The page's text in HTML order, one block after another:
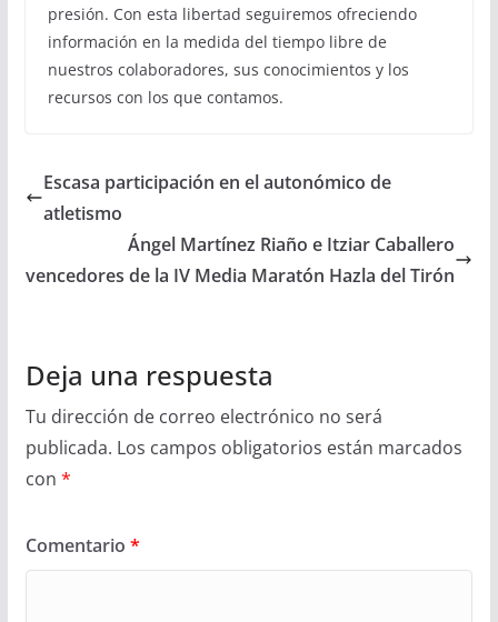
presión. Con esta libertad seguiremos ofreciendo
información en la medida del tiempo libre de
nuestros colaboradores, sus conocimientos y los
recursos con los que contamos.
Escasa participación en el autonómico de
atletismo
Ángel Martínez Riaño e Itziar Caballero
vencedores de la IV Media Maratón Hazla del Tirón
Deja una respuesta
Tu dirección de correo electrónico no será
publicada. Los campos obligatorios están marcados
con *
Comentario *